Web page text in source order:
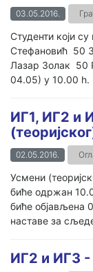
03.05.2016.
Студенти који
Стефановић 50
Лазар Золак 50
04.05) у 10.00 h.
ИГ1, ИГ2 и
02.05.2016.
Усмени
биће одржан
биће објављена
наставе за
ИГ2 и ИГ3 -